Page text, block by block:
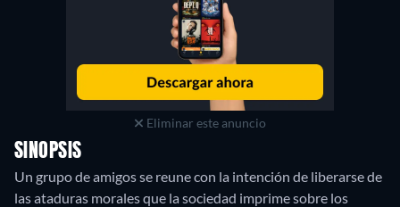
Eliminar este anuncio
SINOPSIS
Un grupo de amigos se reune con la intención de liberarse de
las ataduras morales que la sociedad imprime sobre los